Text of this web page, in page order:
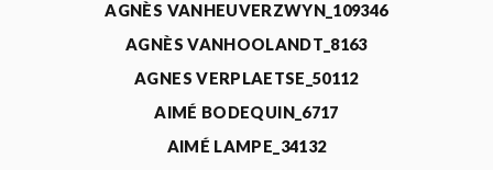
AGNÈS VANHEUVERZWYN_109346
AGNÈS VANHOOLANDT_8163
AGNES VERPLAETSE_50112
AIMÉ BODEQUIN_6717
AIMÉ LAMPE_34132